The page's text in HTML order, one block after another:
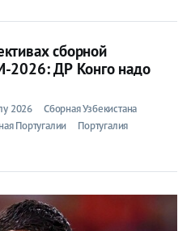
сборной
2026: ДР Конго надо
2026
Сборная Узбекистана
Португалии
Португалия